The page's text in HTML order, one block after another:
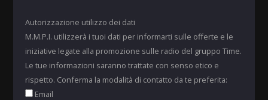
Autorizzazione utilizzo dei dati
M.M.P.I. utilizzerà i tuoi dati per informarti sulle offerte e le
iniziative legate alla promozione sulle radio del gruppo Time.
Le tue informazioni saranno trattate con senso etico e
rispetto. Conferma la modalità di contatto da te preferita:
Email